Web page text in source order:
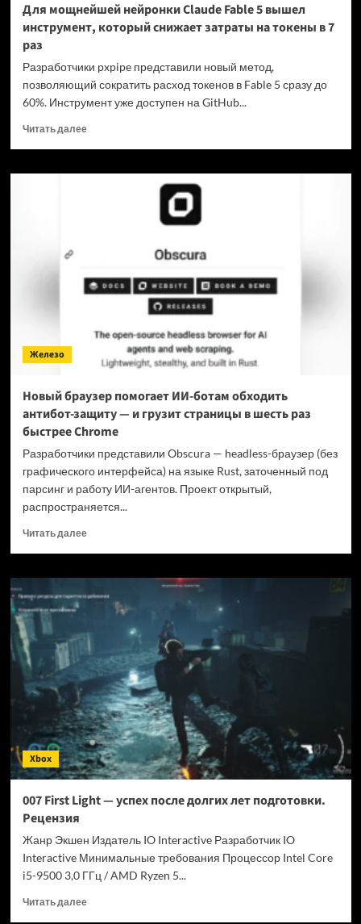
Для мощнейшей нейронки Claude Fable 5 вышел
инструмент, который снижает затраты на токены в 7
раз
Разработчики pxpipe представили новый метод,
позволяющий сократить расход токенов в Fable 5 сразу до
60%. Инструмент уже доступен на GitHub...
Читать далееПрочитать
Для
инструмент,
который
на
токены
раз
Железо
Новый браузер помогает ИИ-ботам обходить
антибот-защиту — и грузит страницы в шесть раз
быстрее Chrome
Разработчики представили Obscura — headless-браузер (без
графического интерфейса) на языке Rust, заточенный под
парсинг и работу ИИ-агентов. Проект открытый,
распространяется...
Читать далееПрочитать
Новый
браузер
помогает
ботам
обходить
антибот-
защиту
—
и
грузит
страницы
в
шесть
быстрее
Xbox
007 First Light — успех после долгих лет подготовки.
Рецензия
Жанр Экшен Издатель IO Interactive Разработчик IO
Interactive Минимальные требования Процессор Intel Core
i5-9500 3,0 ГГц / AMD Ryzen 5...
Читать далееПрочитать